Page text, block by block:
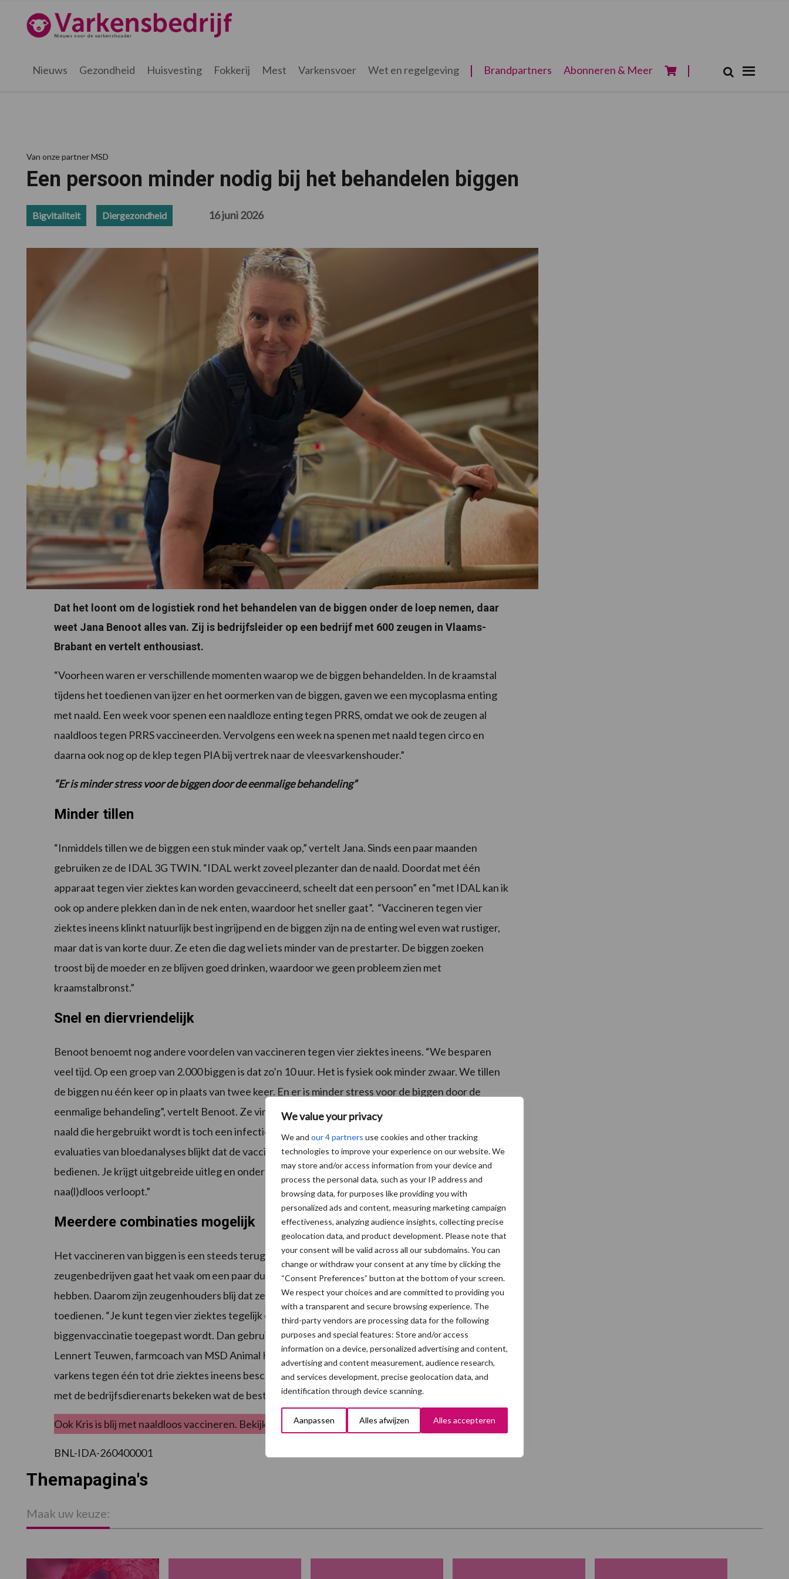
We value your privacy
We and our 4 partners use cookies and other tracking
technologies to improve your experience on our website. We
may store and/or access information from your device and
process the personal data, such as your IP address and
browsing data, for purposes like providing you with
personalized ads and content, measuring marketing campaign
effectiveness, analyzing audience insights, collecting precise
geolocation data, and product development. Please note that
your consent will be valid across all our subdomains. You can
change or withdraw your consent at any time by clicking the
“Consent Preferences” button at the bottom of your screen.
We respect your choices and are committed to providing you
with a transparent and secure browsing experience. The
third-party vendors are processing data for the following
purposes and special features: Store and/or access
information on a device, personalized advertising and content,
advertising and content measurement, audience research,
and services development, precise geolocation data, and
identification through device scanning.
Aanpassen Alles afwijzen Alles accepteren
hoofdnavigatie
hoofd
eerste
voettekst
Varkensbedrijf.be
Nieuws Gezondheid Huisvesting Fokkerij Mest Varkensvoer Wet en regelgeving Brandpartners Abonneren & Meer Zoek
Van onze partner MSD
Een persoon minder nodig bij het behandelen biggen
Bigvitaliteit Diergezondheid 16 juni 2026
Dat het loont om de logistiek rond het behandelen van de biggen onder de loep nemen, daar
weet Jana Benoot alles van. Zij is bedrijfsleider op een bedrijf met 600 zeugen in Vlaams-
Brabant en vertelt enthousiast.
“Voorheen waren er verschillende momenten waarop we de biggen behandelden. In de kraamstal
tijdens het toedienen van ijzer en het oormerken van de biggen, gaven we een mycoplasma enting
met naald. Een week voor spenen een naaldloze enting tegen PRRS, omdat we ook de zeugen al
naaldloos tegen PRRS vaccineerden. Vervolgens een week na spenen met naald tegen circo en
daarna ook nog op de klep tegen PIA bij vertrek naar de vleesvarkenshouder.”
“Er is minder stress voor de biggen door de eenmalige behandeling”
Minder tillen
“Inmiddels tillen we de biggen een stuk minder vaak op,” vertelt Jana. Sinds een paar maanden
gebruiken ze de IDAL 3G TWIN. “IDAL werkt zoveel plezanter dan de naald. Doordat met één
apparaat tegen vier ziektes kan worden gevaccineerd, scheelt dat een persoon” en “met IDAL kan ik
ook op andere plekken dan in de nek enten, waardoor het sneller gaat”. “Vaccineren tegen vier
ziektes ineens klinkt natuurlijk best ingrijpend en de biggen zijn na de enting wel even wat rustiger,
maar dat is van korte duur. Ze eten die dag wel iets minder van de prestarter. De biggen zoeken
troost bij de moeder en ze blijven goed drinken, waardoor we geen probleem zien met
kraamstalbronst.”
Snel en diervriendelijk
Benoot benoemt nog andere voordelen van vaccineren tegen vier ziektes ineens. “We besparen
veel tijd. Op een groep van 2.000 biggen is dat zo’n 10 uur. Het is fysiek ook minder zwaar. We tillen
de biggen nu één keer op in plaats van twee keer. En er is minder stress voor de biggen door de
eenmalige behandeling”, vertelt Benoot. Ze vindt naaldloos ook beter voor de varkens. “Want elke
naald die hergebruikt wordt is toch een infectiepoort in de huid. En dat heb je naaldloos niet. Na
evaluaties van bloedanalyses blijkt dat de vaccins goed werken. Het toestel is eenvoudig te
bedienen. Je krijgt uitgebreide uitleg en ondersteuning van de mensen van IDAL, zodat alles
naa(l)dloos verloopt.”
Meerdere combinaties mogelijk
Het vaccineren van biggen is een steeds terugkerende en erg arbeidsintensieve activiteit. Op grote
zeugenbedrijven gaat het vaak om een paar duizend biggen die verschillende vaccinaties nodig
hebben. Daarom zijn zeugenhouders blij dat ze met IDAL verschillende vaccins in een keer kunnen
toedienen. “Je kunt tegen vier ziektes tegelijk enten waartegen op veel bedrijven een
biggenvaccinatie toegepast wordt. Dan gebruik je een IDAL-apparaat met twee koppen ”, vertelt
Lennert Teuwen, farmcoach van MSD Animal Health. Er is ook een éénkoppige IDAL waarmee
varkens tegen één tot drie ziektes ineens beschermd kan worden. Uiteraard wordt in samenspraak
met de bedrijfsdierenarts bekeken wat de beste strategie is.
Ook Kris is blij met naaldloos vaccineren. Bekijk hoe Kris werktijd bespaart:zie video
BNL-IDA-260400001
Themapagina's
Maak uw keuze: